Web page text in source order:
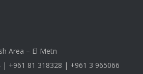
Area – El Metn
| +961 81 318328 | +961 3 965066